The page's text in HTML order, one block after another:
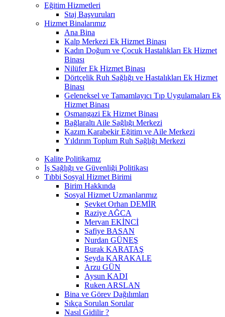
Eğitim Hizmetleri
Staj Başvuruları
Hizmet Binalarımız
Ana Bina
Kalp Merkezi Ek Hizmet Binası
Kadın Doğum ve Çocuk Hastalıkları Ek Hizmet
Binası
Nilüfer Ek Hizmet Binası
Dörtçelik Ruh Sağlığı ve Hastalıkları Ek Hizmet
Binası
Geleneksel ve Tamamlayıcı Tıp Uygulamaları Ek
Hizmet Binası
Osmangazi Ek Hizmet Binası
Bağlaraltı Aile Sağlığı Merkezi
Kazım Karabekir Eğitim ve Aile Merkezi
Yıldırım Toplum Ruh Sağlığı Merkezi
Kalite Politikamız
İş Sağlığı ve Güvenliği Politikası
Tıbbi Sosyal Hizmet Birimi
Birim Hakkında
Sosyal Hizmet Uzmanlarımız
Şevket Orhan DEMİR
Raziye AĞCA
Mervan EKİNCİ
Safiye BASAN
Nurdan GÜNEŞ
Burak KARATAŞ
Şeyda KARAKALE
Arzu GÜN
Aysun KADI
Ruken ARSLAN
Bina ve Görev Dağılımları
Sıkça Sorulan Sorular
Nasıl Gidilir ?